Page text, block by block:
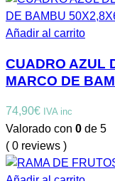
Añadir al carrito
CUADRO AZUL
MARCO DE
74,90€ IVA inc
Valorado con 0 de 5
( 0 reviews )